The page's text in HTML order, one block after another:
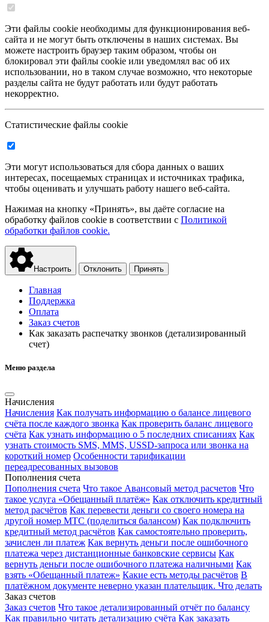
Эти файлы cookie необходимы для функционирования веб-
сайта и не могут быть отключены в наших системах. Вы
можете настроить браузер таким образом, чтобы он
блокировал эти файлы cookie или уведомлял вас об их
использовании, но в таком случае возможно, что некоторые
разделы сайта не будут работать или будут работать
некорректно.
Статистические файлы cookie
Эти могут использоваться для сбора данных о ваших
интересах, посещаемых страницах и источниках трафика,
чтобы оценивать и улучшать работу нашего веб-сайта.
Нажимая на кнопку «Принять», вы даёте согласие на
обработку файлов cookie в соответствии с Политикой
обработки файлов cookie.
Настроить Отклонить Принять
Главная
Поддержка
Оплата
Заказ счетов
Как заказать распечатку звонков (детализированный
счет)
Меню раздела
Начисления
Начисления Как получать информацию о балансе лицевого
счёта после каждого звонка Как проверить баланс лицевого
счёта Как узнать информацию о 5 последних списаниях Как
узнать стоимость SMS, MMS, USSD-запроса или звонка на
короткий номер Особенности тарификации
переадресованных вызовов
Пополнения счета
Пополнения счета Что такое Авансовый метод расчетов Что
такое услуга «Обещанный платёж» Как отключить кредитный
метод расчётов Как перевести деньги со своего номера на
другой номер МТС (поделиться балансом) Как подключить
кредитный метод расчётов Как самостоятельно проверить,
зачислен ли платеж Как вернуть деньги после ошибочного
платежа через дистанционные банковские сервисы Как
вернуть деньги после ошибочного платежа наличными Как
взять «Обещанный платеж» Какие есть методы расчётов В
платёжном документе неверно указан плательщик. Что делать
Заказ счетов
Заказ счетов Что такое детализированный отчёт по балансу
Как правильно читать детализацию счёта Как заказать